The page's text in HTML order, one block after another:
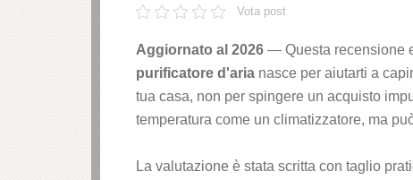
Vota post
Aggiornato al 2026 — Questa recensione
purificatore d'aria nasce per aiutarti a
tua casa, non per spingere un acquisto
temperatura come un climatizzatore, ma
La valutazione è stata scritta con taglio